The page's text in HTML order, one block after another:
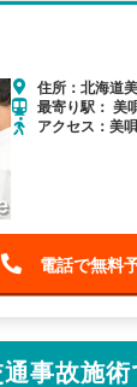
住所：北海道
最寄り駅： 美
アクセス：美
電話で無料
事故施